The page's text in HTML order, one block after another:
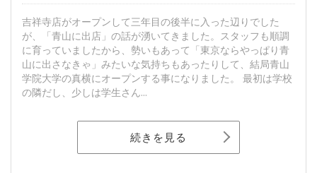
吉祥寺店がオープンして三年目の後半に入った辺りでした
が、「青山に出店」の話が湧いてきました。スタッフも順調
に育っていましたから、勢いもあって「東京ならやっぱり青
山に出さなきゃ」みたいな気持ちもあったりして、結局青山
学院大学の真横にオープンする事になりました。 最初は学校
の隣だし、少しは学生さん...
続きを見る